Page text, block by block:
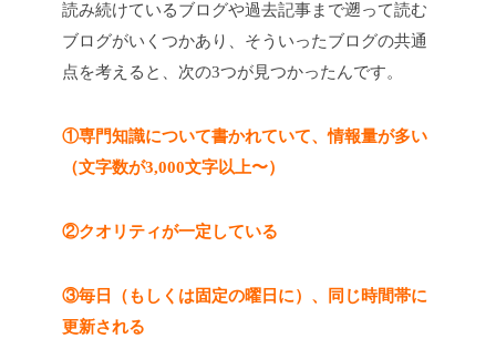
読み続けているブログや過去記事まで遡って読む
ブログがいくつかあり、そういったブログの共通
点を考えると、次の3つが見つかったんです。
①専門知識について書かれていて、情報量が多い
（文字数が3,000文字以上〜）
②クオリティが一定している
③毎日（もしくは固定の曜日に）、同じ時間帯に
更新される